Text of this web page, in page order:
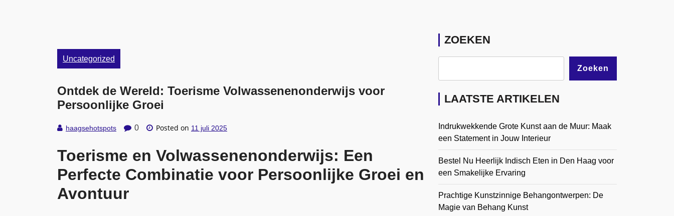
Uncategorized
Ontdek de Wereld: Toerisme Volwassenenonderwijs voor
Persoonlijke Groei
haagsehotspots 0 Posted on 11 juli 2025
Toerisme en Volwassenenonderwijs: Een
Perfecte Combinatie voor Persoonlijke Groei en
Avontuur
ZOEKEN
Zoeken
LAATSTE ARTIKELEN
Indrukwekkende Grote Kunst aan de Muur: Maak
een Statement in Jouw Interieur
Bestel Nu Heerlijk Indisch Eten in Den Haag voor
een Smakelijke Ervaring
Prachtige Kunstzinnige Behangontwerpen: De
Magie van Behang Kunst